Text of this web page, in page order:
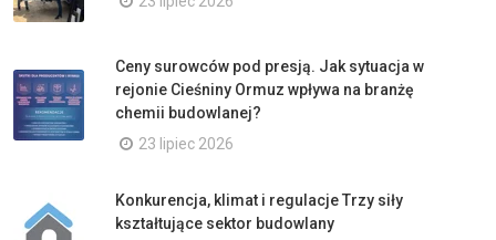
Ceny surowców pod presją. Jak sytuacja w
rejonie Cieśniny Ormuz wpływa na branżę
chemii budowlanej?
23 lipiec 2026
Konkurencja, klimat i regulacje Trzy siły
kształtujące sektor budowlany